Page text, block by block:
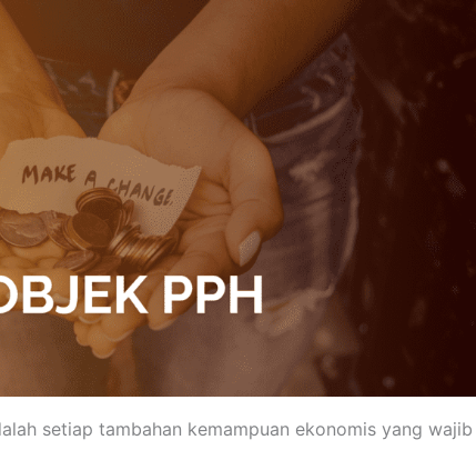
setiap tambahan kemampuan ekonomis yang wajib